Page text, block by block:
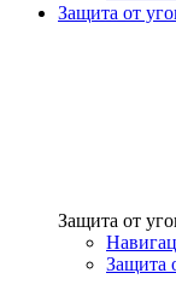
Защита от
Защита от
Защита